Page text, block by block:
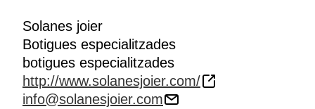
Solanes joier
Botigues especialitzades
botigues especialitzades
http://www.solanesjoier.com/
info@solanesjoier.com